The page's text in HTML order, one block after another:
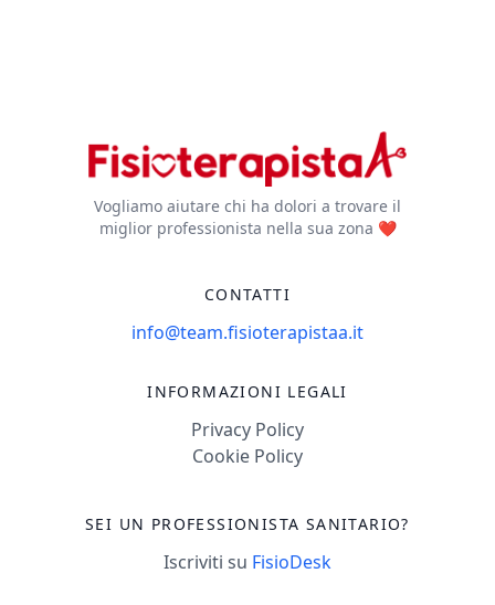
Vogliamo aiutare chi ha dolori a trovare il
miglior professionista nella sua zona ❤️
CONTATTI
info@team.fisioterapistaa.it
INFORMAZIONI LEGALI
Privacy Policy
Cookie Policy
SEI UN PROFESSIONISTA SANITARIO?
Iscriviti su FisioDesk